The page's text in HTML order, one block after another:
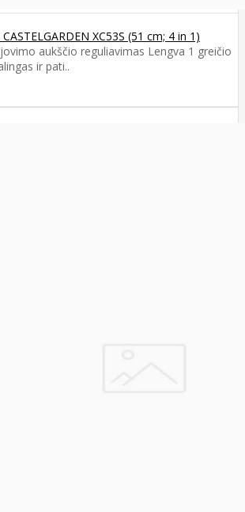
XC53S (51 cm; 4 in 1)
aukščio reguliavimas Lengva 1 greičio
ir pati..